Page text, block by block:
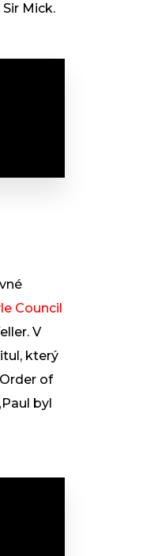
Mick.
Council
V
který
of
byl